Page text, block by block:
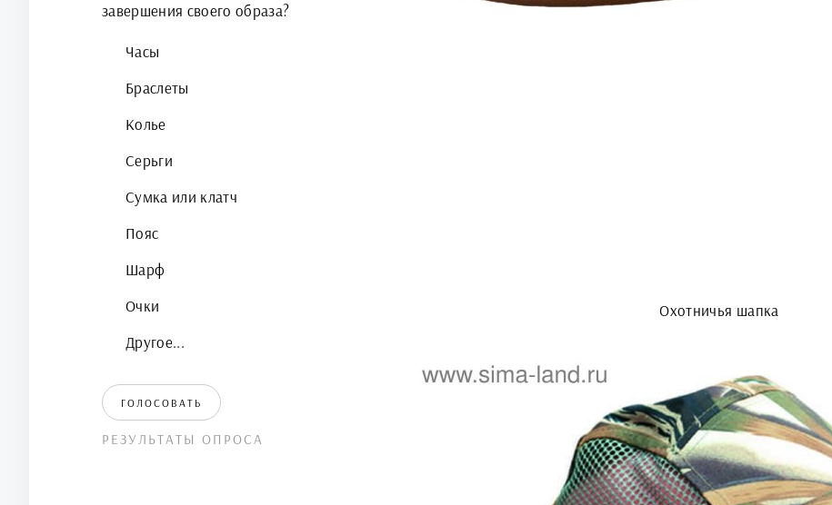
завершения своего образа?
Часы
Браслеты
Колье
Серьги
Сумка или клатч
Пояс
Шарф
Очки
Другое...
ГОЛОСОВАТЬ
РЕЗУЛЬТАТЫ ОПРОСА
Охотничья шапка